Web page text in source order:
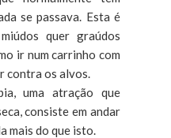
se passava. Esta é
quer graúdos
ir num carrinho com
contra os alvos.
uma atração que
consiste em andar
mais do que isto.